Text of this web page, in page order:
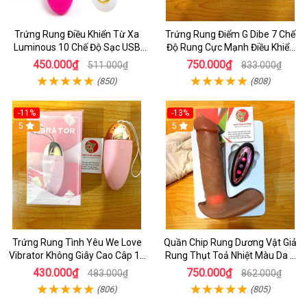
Trứng Rung Điều Khiển Từ Xa
Luminous 10 Chế Độ Sạc USB
Cao Cấp Cho Nữ
450.000₫ 511.000₫
(850)
Trứng Rung Điểm G Dibe 7 Chế
Độ Rung Cực Mạnh Điều Khiển
Từ Xa
750.000₫ 833.000₫
(808)
-11%
5
Trứng Rung Tình Yêu We Love
Vibrator Không Giây Cao Câp 10
Chế Độ Rung - Dùng Pin
430.000₫ 483.000₫
(806)
-13%
5
Quần Chip Rung Dương Vật Giả
Rung Thụt Toả Nhiệt Màu Da 7
Chế Độ Thụt _ Điều Khiển Từ Xa
Bằng Remote
750.000₫ 862.000₫
(805)